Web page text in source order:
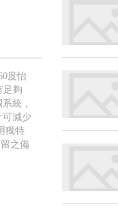
度怡
足夠
統，
可減少
獨特
之備